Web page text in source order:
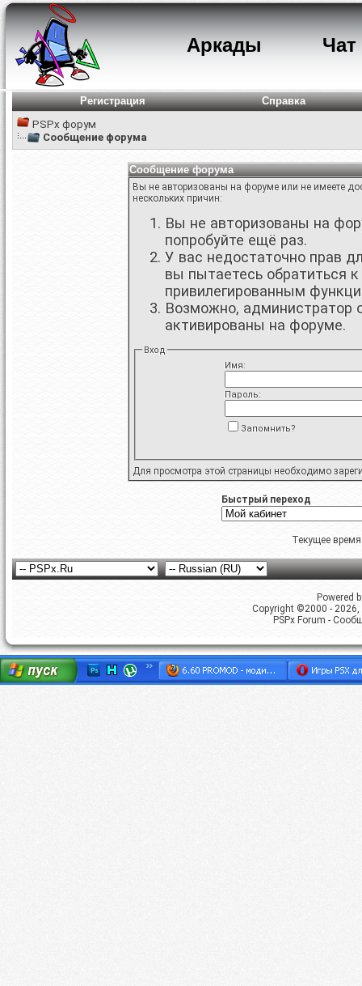
Аркады Чат
Регистрация
Справка
PSPx форум
Сообщение форума
Сообщение форума
Вы не авторизованы на форуме или не имеете
нескольких причин:
Вы не авторизованы на
попробуйте ещё раз.
У вас недостаточно прав
вы пытаетесь обратиться
привилегированным
Возможно, администратор
активированы на форуме.
Вход
Имя:
Пароль:
Запомнить?
Для просмотра этой страницы необходимо
Быстрый переход
Текущее
Powered
Copyright ©2000 -
PSPx Forum -